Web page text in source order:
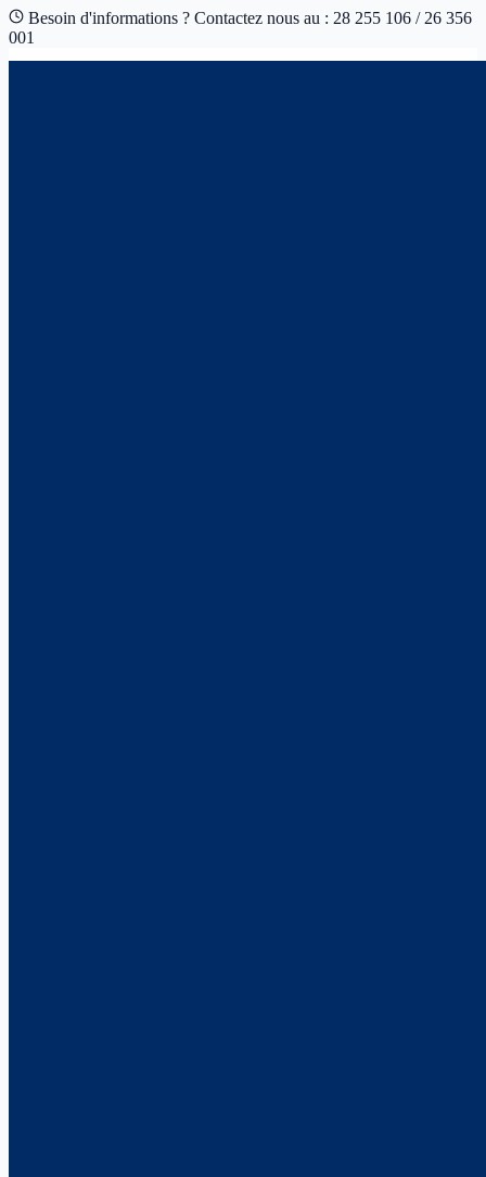
Besoin d'informations ? Contactez nous au : 28 255 106 / 26 356
001